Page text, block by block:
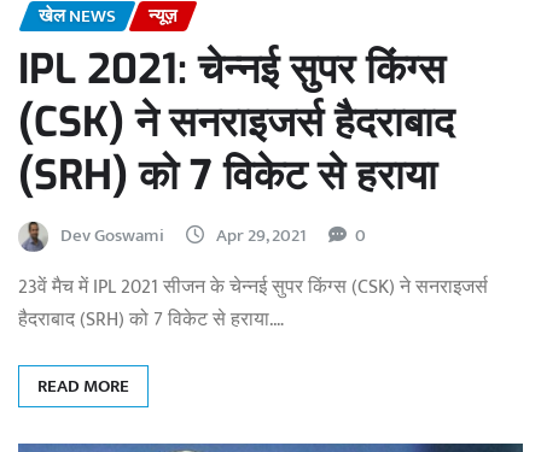
खेल NEWS न्यूज़
IPL 2021: चेन्नई सुपर किंग्स
(CSK) ने सनराइजर्स हैदराबाद
(SRH) को 7 विकेट से हराया
Dev Goswami Apr 29, 2021 0
23वें मैच में IPL 2021 सीजन के चेन्नई सुपर किंग्स (CSK) ने सनराइजर्स
हैदराबाद (SRH) को 7 विकेट से हराया.…
READ MORE